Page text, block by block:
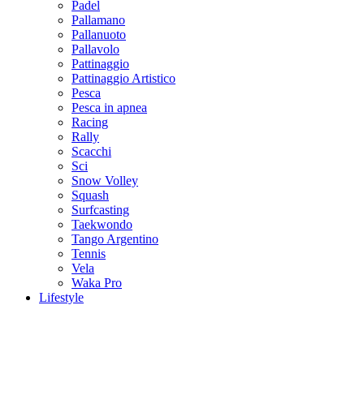
Padel
Pallamano
Pallanuoto
Pallavolo
Pattinaggio
Pattinaggio Artistico
Pesca
Pesca in apnea
Racing
Rally
Scacchi
Sci
Snow Volley
Squash
Surfcasting
Taekwondo
Tango Argentino
Tennis
Vela
Waka Pro
Lifestyle